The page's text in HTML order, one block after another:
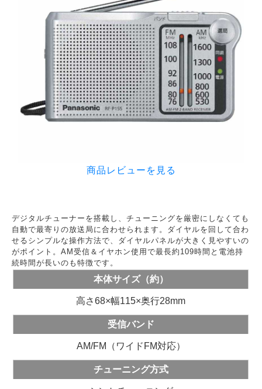
商品レビューを見る
デジタルチューナーを搭載し、チューニングを厳密にしなくても
自動で最寄りの放送局に合わせられます。ダイヤルを回して合わ
せるシンプルな操作方法で、ダイヤルパネルが大きく見やすいの
がポイント。AM受信＆イヤホン使用で最長約109時間と電池持
続時間が長いのも特徴です。
本体サイズ（約）
高さ68×幅115×奥行28mm
受信バンド
AM/FM（ワイドFM対応）
チューニング方式